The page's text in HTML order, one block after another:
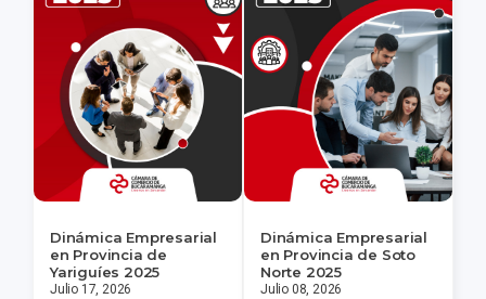
Dinámica Empresarial
en Provincia de
Yariguíes 2025
Julio 17, 2026
Dinámica Empresarial
en Provincia de Soto
Norte 2025
Julio 08, 2026